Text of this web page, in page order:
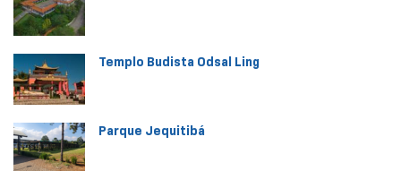
Templo Budista Odsal Ling
Parque Jequitibá